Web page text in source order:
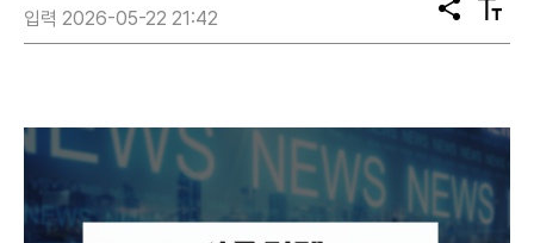
입력 2026-05-22 21:42
공
유
텍
스